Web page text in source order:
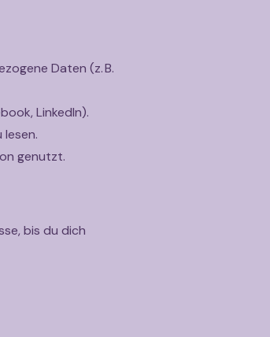
Daten (z. B.
LinkedIn).
genutzt.
bis du dich